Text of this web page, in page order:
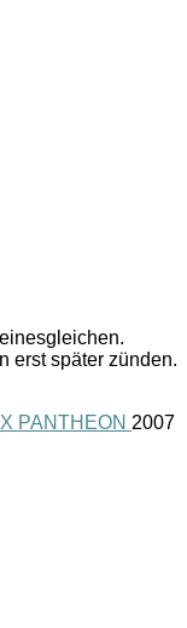
erst später zünden.
PANTHEON 2007